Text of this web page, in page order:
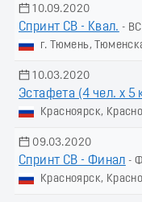
10.09.2020
Спринт СВ - Квал. - ВС
г. Тюмень,
10.03.2020
Эстафета (4 чел. х 5
Красноярск,
09.03.2020
Спринт СВ - Финал -
Красноярск,